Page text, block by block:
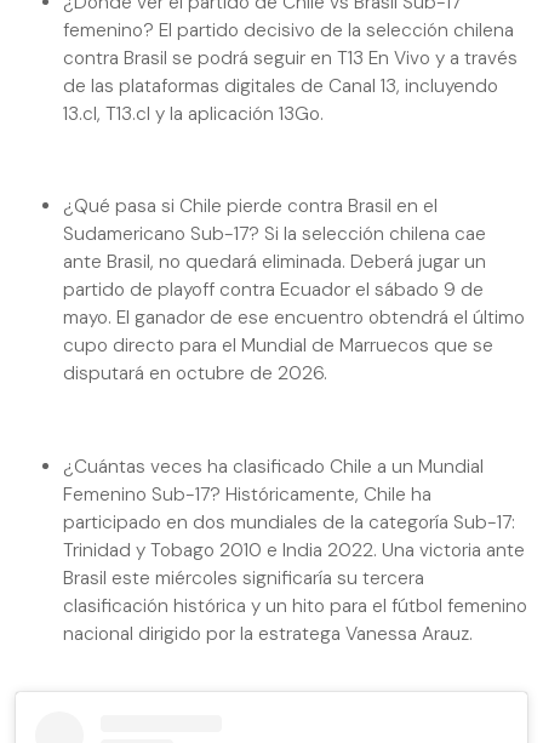
femenino? El partido decisivo de la selección chilena
contra Brasil se podrá seguir en T13 En Vivo y a través
de las plataformas digitales de Canal 13, incluyendo
13.cl, T13.cl y la aplicación 13Go.
¿Qué pasa si Chile pierde contra Brasil en el
Sudamericano Sub-17? Si la selección chilena cae
ante Brasil, no quedará eliminada. Deberá jugar un
partido de playoff contra Ecuador el sábado 9 de
mayo. El ganador de ese encuentro obtendrá el último
cupo directo para el Mundial de Marruecos que se
disputará en octubre de 2026.
¿Cuántas veces ha clasificado Chile a un Mundial
Femenino Sub-17? Históricamente, Chile ha
participado en dos mundiales de la categoría Sub-17:
Trinidad y Tobago 2010 e India 2022. Una victoria ante
Brasil este miércoles significaría su tercera
clasificación histórica y un hito para el fútbol femenino
nacional dirigido por la estratega Vanessa Arauz.